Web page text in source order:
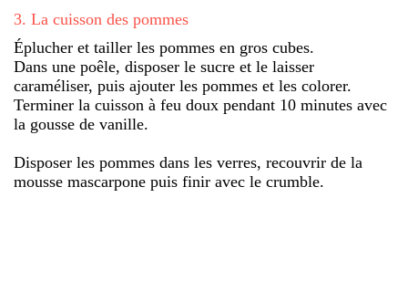
3. La cuisson des pommes
Éplucher et tailler les pommes en gros cubes.
Dans une poêle, disposer le sucre et le laisser
caraméliser, puis ajouter les pommes et les colorer.
Terminer la cuisson à feu doux pendant 10 minutes avec
la gousse de vanille.
Disposer les pommes dans les verres, recouvrir de la
mousse mascarpone puis finir avec le crumble.